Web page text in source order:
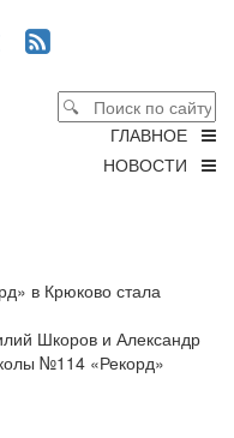
ГЛАВНОЕ
НОВОСТИ
Шкоров и Александр
№114 «Рекорд»